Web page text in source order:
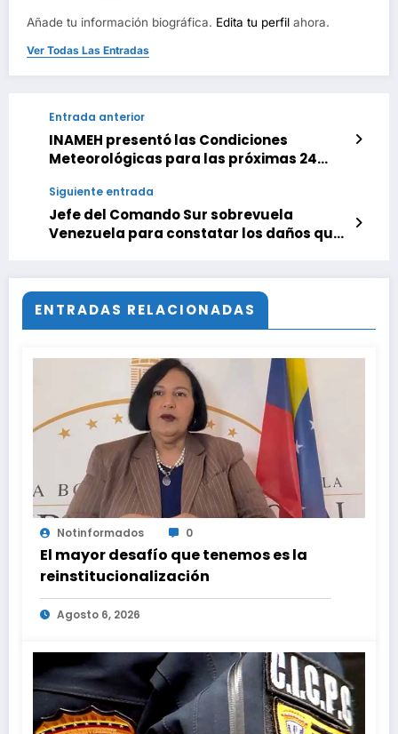
Añade tu información biográfica. Edita tu perfil ahora.
Ver Todas Las Entradas
Entrada anterior
INAMEH presentó las Condiciones
Meteorológicas para las próximas 24
Siguiente entrada
Jefe del Comando Sur sobrevuela
Venezuela para constatar los daños que
ENTRADAS RELACIONADAS
Notinformados 0
El mayor desafío que tenemos es la
reinstitucionalización
Agosto 6, 2026